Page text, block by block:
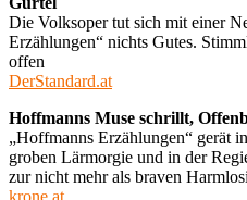
Die Volksoper tut sich mit einer
Erzählungen“ nichts Gutes.
offen
DerStandard.at
Hoffmanns Muse schrillt,
„Hoffmanns Erzählungen“ gerät
groben Lärmorgie und in der
zur nicht mehr als braven
krone.at